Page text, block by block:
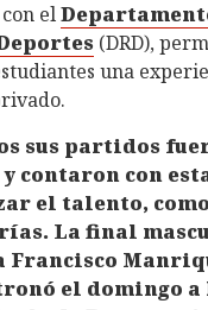
el
(DRD),
una
sus partidos
contaron con
el talento,
La final
Francisco
el domingo a